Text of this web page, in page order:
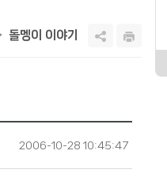
돌멩이 이야기
2006-10-28 10:45:47